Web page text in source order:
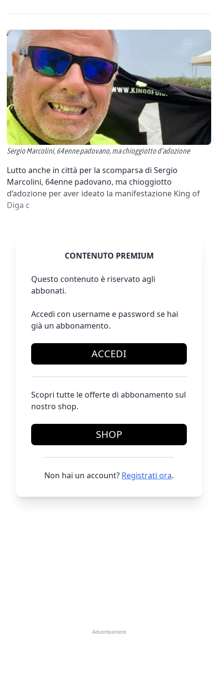
Sergio Marcolini, 64enne padovano, ma chioggiotto d’adozione
Lutto anche in città per la scomparsa di Sergio
Marcolini, 64enne padovano, ma chioggiotto
d’adozione per aver ideato la manifestazione King of
Diga c
CONTENUTO PREMIUM
Questo contenuto è riservato agli
abbonati.
Accedi con username e password se hai
già un abbonamento.
ACCEDI
Scopri tutte le offerte di abbonamento sul
nostro shop.
SHOP
Non hai un account? Registrati ora.